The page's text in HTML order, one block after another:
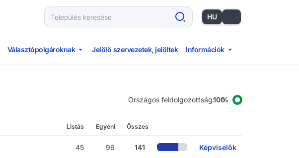
HU
Választópolgároknak Jelölő szervezetek, jelöltek Információk
Országos feldolgozottság:
Listás Egyéni Összes
45 96 141 Képviselők